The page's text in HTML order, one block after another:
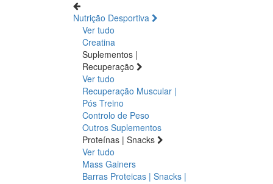
Nutrição Desportiva
Ver tudo
Creatina
Suplementos |
Recuperação
Ver tudo
Recuperação Muscular |
Pós Treino
Controlo de Peso
Outros Suplementos
Proteínas | Snacks
Ver tudo
Mass Gainers
Barras Proteicas | Snacks |